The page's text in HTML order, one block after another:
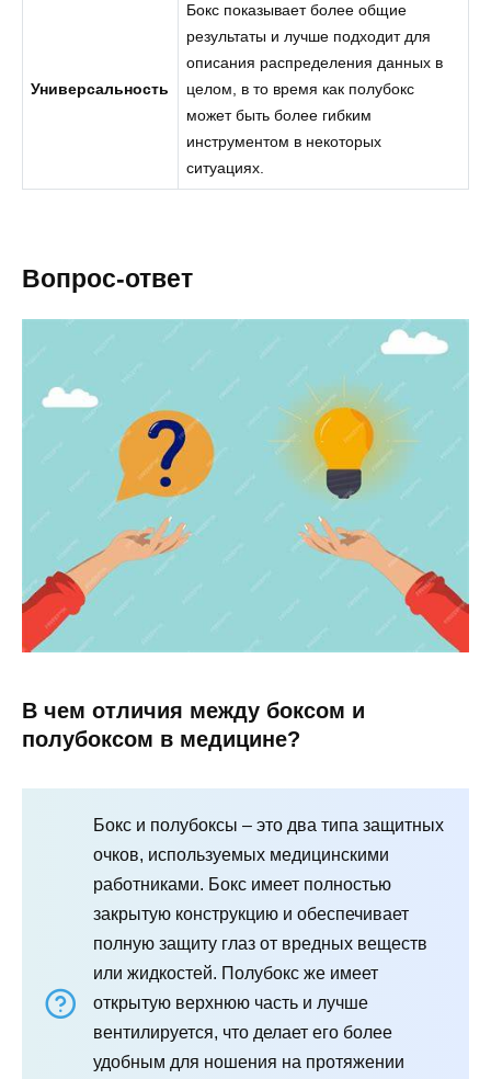
Универсальность
Бокс показывает более общие
результаты и лучше подходит для
описания распределения данных в
целом, в то время как полубокс
может быть более гибким
инструментом в некоторых
ситуациях.
Вопрос-ответ
В чем отличия между боксом и
полубоксом в медицине?
Бокс и полубоксы – это два типа защитных
очков, используемых медицинскими
работниками. Бокс имеет полностью
закрытую конструкцию и обеспечивает
полную защиту глаз от вредных веществ
или жидкостей. Полубокс же имеет
открытую верхнюю часть и лучше
вентилируется, что делает его более
удобным для ношения на протяжении